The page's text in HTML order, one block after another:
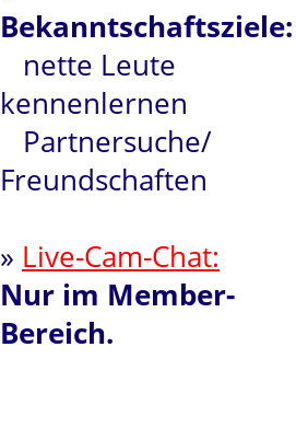
Bekanntschaftsziele:
nette Leute
kennenlernen
Partnersuche/
Freundschaften
» Live-Cam-Chat:
Nur im Member-
Bereich.